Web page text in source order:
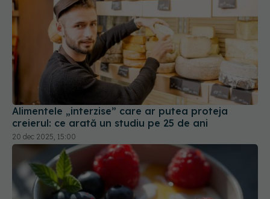
Alimentele „interzise” care ar putea proteja
creierul: ce arată un studiu pe 25 de ani
20 dec 2025, 15:00